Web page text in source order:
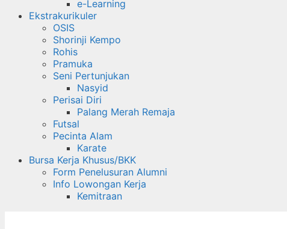
e-Learning
Ekstrakurikuler
OSIS
Shorinji Kempo
Rohis
Pramuka
Seni Pertunjukan
Nasyid
Perisai Diri
Palang Merah Remaja
Futsal
Pecinta Alam
Karate
Bursa Kerja Khusus/BKK
Form Penelusuran Alumni
Info Lowongan Kerja
Kemitraan